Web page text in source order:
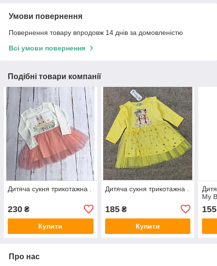
Умови повернення
Повернення товару впродовж 14 днів за домовленістю
Всі умови повернення
Подібні товари компанії
Дитяча сукня трикотажна .
230 ₴
Купити
Дитяча сукня трикотажна .
185₴
Купити
My
155
Про нас